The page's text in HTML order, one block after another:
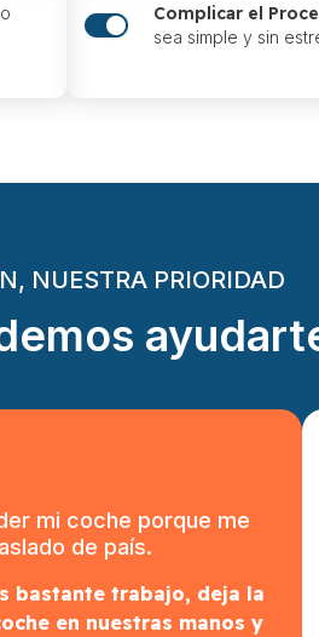
Complicar el
sea simple y sin
NUESTRA PRIORIDAD
mi coche porque me
de país.
bastante trabajo, deja la
en nuestras manos y